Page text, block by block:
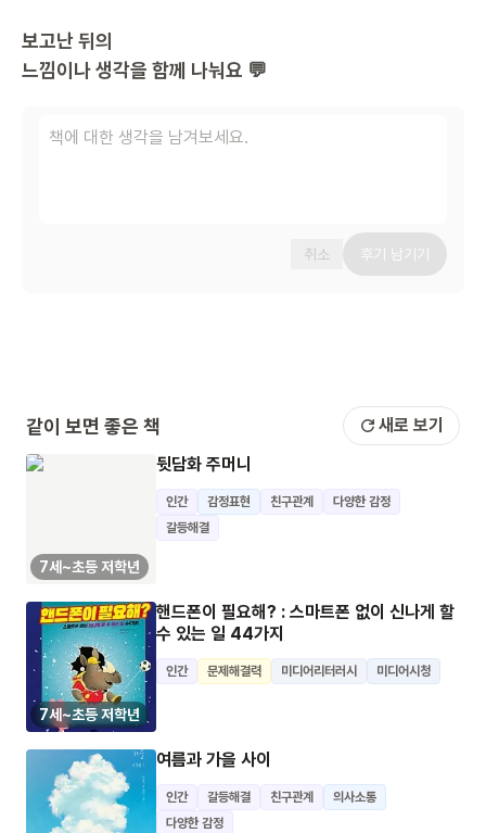
보고난 뒤의
느낌이나 생각을 함께 나눠요 💬
취소 후기 남기기
같이 보면 좋은 책 새로 보기
7세~초등 저학년
뒷담화 주머니
인간 감정표현 친구관계
다양한 감정
갈등해결
7세~초등 저학년
핸드폰이 필요해? : 스마트폰 없이 신나게 할
수 있는 일 44가지
인간 문제해결력 미디어리터러시 미디어시청
여름과 가을 사이
인간 갈등해결 친구관계
의사소통
다양한 감정